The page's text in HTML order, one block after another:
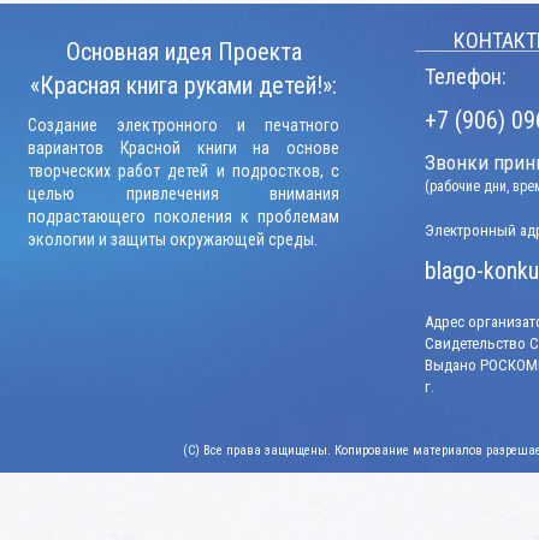
Основная идея Проекта
«Красная книга руками детей!»:
Создание электронного и печатного
вариантов Красной книги на основе
творческих работ детей и подростков, с
целью привлечения внимания
подрастающего поколения к проблемам
экологии и защиты окружающей среды.
Телефон:
+7 (906)
Звонки
(рабочие дни,
Электронный
blago-
Адрес
Свидетельство
Выдано
г.
(C) Все права защищены. Копирование материалов